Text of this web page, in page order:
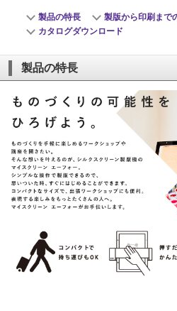
閉じる
製品の特長
製版から印刷まで
カタログダウンロード
製品の特長